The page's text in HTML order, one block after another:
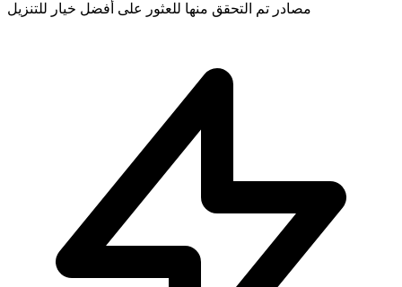
مصادر تم التحقق منها للعثور على أفضل خيار للتنزيل